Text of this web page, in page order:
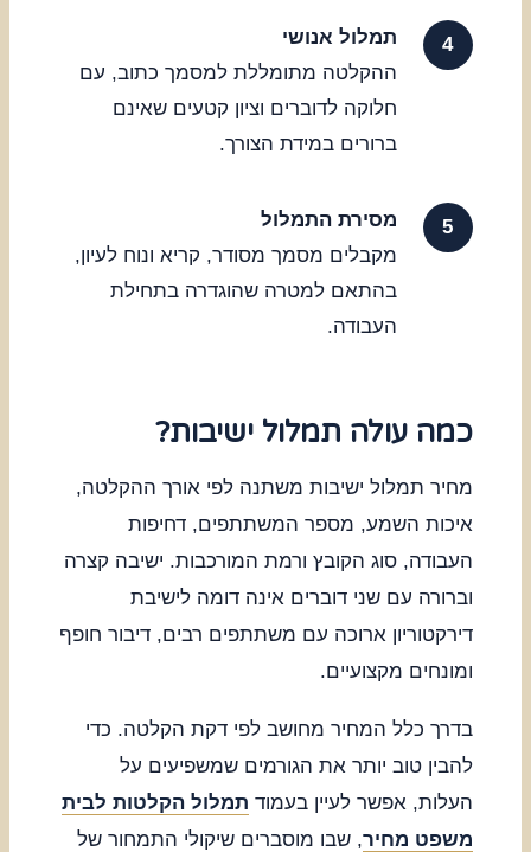
תמלול אנושי
ההקלטה מתומללת למסמך כתוב, עם
חלוקה לדוברים וציון קטעים שאינם
ברורים במידת הצורך.
מסירת התמלול
מקבלים מסמך מסודר, קריא ונוח לעיון,
בהתאם למטרה שהוגדרה בתחילת
העבודה.
כמה עולה תמלול ישיבות?
מחיר תמלול ישיבות משתנה לפי אורך ההקלטה,
איכות השמע, מספר המשתתפים, דחיפות
העבודה, סוג הקובץ ורמת המורכבות. ישיבה קצרה
וברורה עם שני דוברים אינה דומה לישיבת
דירקטוריון ארוכה עם משתתפים רבים, דיבור חופף
ומונחים מקצועיים.
בדרך כלל המחיר מחושב לפי דקת הקלטה. כדי
להבין טוב יותר את הגורמים שמשפיעים על
העלות, אפשר לעיין בעמוד תמלול הקלטות לבית
משפט מחיר, שבו מוסברים שיקולי התמחור של